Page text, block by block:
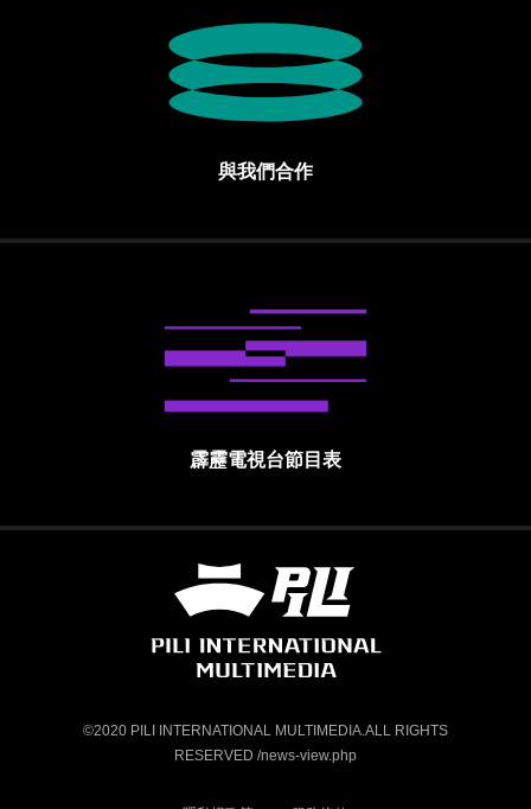
與我們合作
霹靂電視台節目表
霹靂國際多媒體股份有限公司 PILI
©2020 PILI INTERNATIONAL MULTIMEDIA.ALL RIGHTS
RESERVED /news-view.php